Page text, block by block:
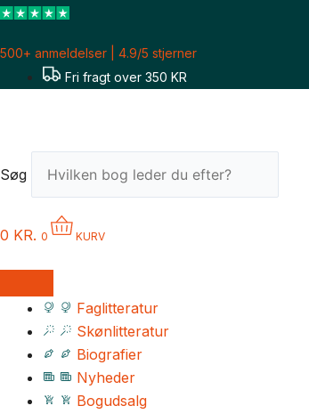
Gå
indholdet
500+ anmeldelser | 4.9/5 stjerner
Fri fragt over 350 KR
Søg
0 KR. 0 KURV
Faglitteratur
Skønlitteratur
Biografier
Nyheder
Bogudsalg